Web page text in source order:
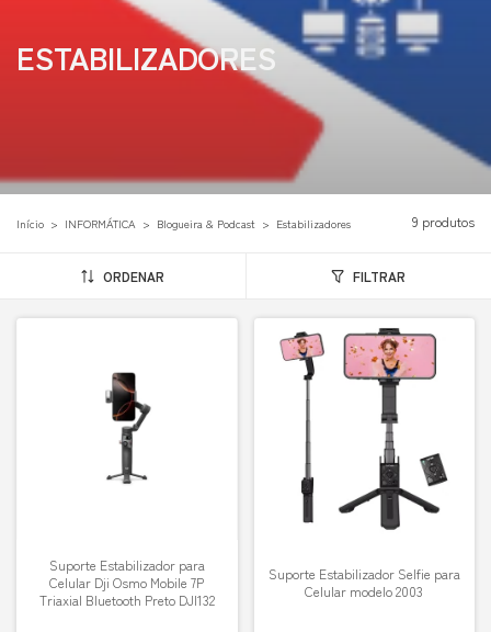
ESTABILIZADORES
Início > INFORMÁTICA > Blogueira & Podcast > Estabilizadores 9 produtos
ORDENAR FILTRAR
Suporte Estabilizador para
Celular Dji Osmo Mobile 7P
Triaxial Bluetooth Preto DJI132
Suporte Estabilizador Selfie para
Celular modelo 2003